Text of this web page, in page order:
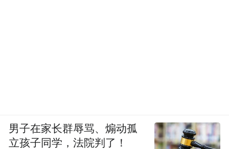
男子在家长群辱骂、煽动孤
立孩子同学，法院判了！